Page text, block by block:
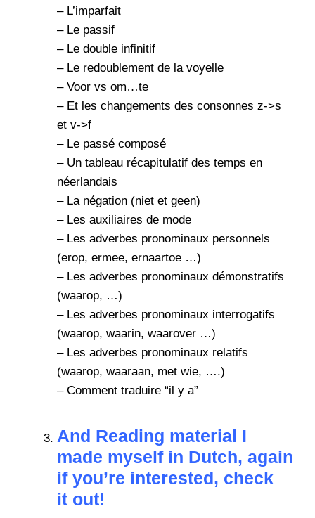
– L’imparfait
– Le passif
– Le double infinitif
– Le redoublement de la voyelle
– Voor vs om…te
– Et les changements des consonnes z->s
et v->f
– Le passé composé
– Un tableau récapitulatif des temps en
néerlandais
– La négation (niet et geen)
– Les auxiliaires de mode
– Les adverbes pronominaux personnels
(erop, ermee, ernaartoe …)
– Les adverbes pronominaux démonstratifs
(waarop, …)
– Les adverbes pronominaux interrogatifs
(waarop, waarin, waarover …)
– Les adverbes pronominaux relatifs
(waarop, waaraan, met wie, ….)
– Comment traduire “il y a”
And Reading material I
made myself in Dutch, again
if you’re interested, check
it out!